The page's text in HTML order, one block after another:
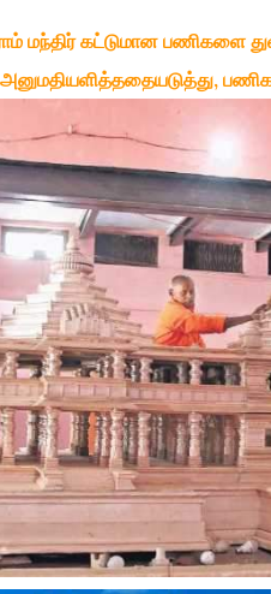
மந்திர் கட்டுமான பணிகளை
அனுமதியளித்ததையடுத்து,